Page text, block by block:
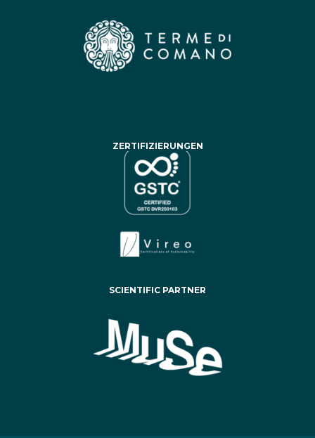
ZERTIFIZIERUNGEN
SCIENTIFIC PARTNER